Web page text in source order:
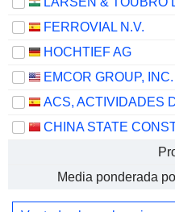
FERROVIAL N.V.
HOCHTIEF AG
EMCOR GROUP, INC.
Media ponderada